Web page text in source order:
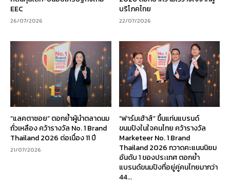
EEC
26/07/2026
บริโภคไทย
22/07/2026
“แลคตาซอย” ตอกย้ำผู้นำตลาดนม
ถั่วเหลือง คว้ารางวัล No. 1 Brand
Thailand 2026 ต่อเนื่อง 11 ปี
21/07/2026
“ฟาร์มเฮ้าส์” ขึ้นแท่นแบรนด์
ขนมปังในใจคนไทย คว้ารางวัล
Marketeer No. 1 Brand
Thailand 2026 กวาดคะแนนนิยม
อันดับ 1 ของประเทศ ตอกย้ำ
แบรนด์ขนมปังที่อยู่คู่คนไทยมากว่า
44...